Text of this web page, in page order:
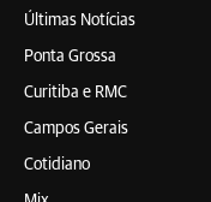
Últimas Notícias
Ponta Grossa
Curitiba e RMC
Campos Gerais
Cotidiano